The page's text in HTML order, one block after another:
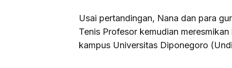
Usai pertandingan, Nana dan para
Tenis Profesor kemudian
kampus Universitas Diponegoro